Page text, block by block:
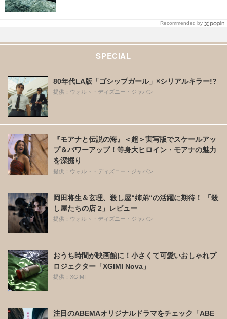
Recommended by
SPECIAL
80年代LA版「ゴシップガール」×シリアルキラー!?
提供：ウォルト・ディズニー・ジャパン
『モアナと伝説の海』＜超＞実写版でスケールアッ
プ＆パワーアップ！等身大ヒロイン・モアナの魅力
を深掘り
提供：ウォルト・ディズニー・ジャパン
岡田将生＆玄理、殺し屋“姉弟“の活躍に期待！ 「殺
し屋たちの店 2」レビュー
提供：ウォルト・ディズニー・ジャパン
おうち時間が映画館に！小さくて可愛いおしゃれプ
ロジェクター「XGIMI Nova」
提供：XGIMI
注目のABEMAオリジナルドラマをチェック「ABE